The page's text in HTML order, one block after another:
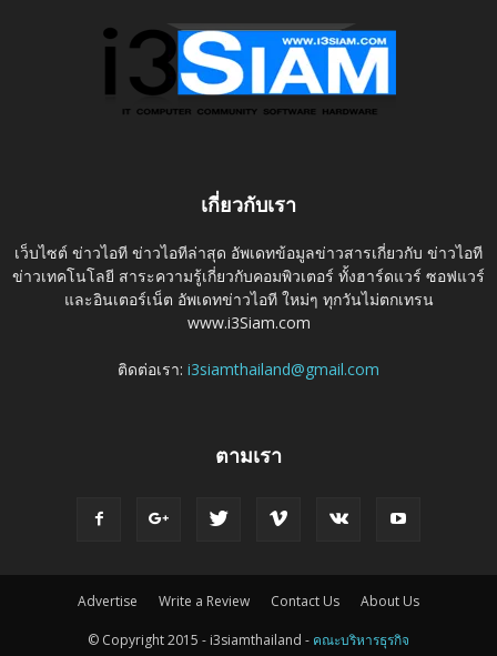
เกี่ยวกับเรา
เว็บไซต์ ข่าวไอที ข่าวไอทีล่าสุด อัพเดทข้อมูลข่าวสารเกี่ยวกับ ข่าวไอที
ข่าวเทคโนโลยี สาระความรู้เกี่ยวกับคอมพิวเตอร์ ทั้งฮาร์ดแวร์ ซอฟแวร์
และอินเตอร์เน็ต อัพเดทข่าวไอที ใหม่ๆ ทุกวันไม่ตกเทรน
www.i3Siam.com
ติดต่อเรา: i3siamthailand@gmail.com
ตามเรา
Advertise Write a Review Contact Us About Us
© Copyright 2015 - i3siamthailand - คณะบริหารธุรกิจ